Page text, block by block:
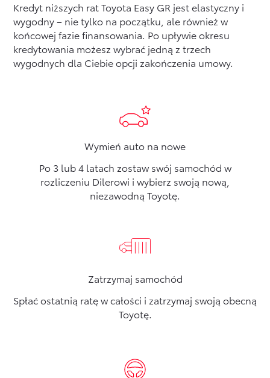
Kredyt niższych rat Toyota Easy GR jest elastyczny i
wygodny – nie tylko na początku, ale również w
końcowej fazie finansowania. Po upływie okresu
kredytowania możesz wybrać jedną z trzech
wygodnych dla Ciebie opcji zakończenia umowy.
Wymień auto na nowe
Po 3 lub 4 latach zostaw swój samochód w
rozliczeniu Dilerowi i wybierz swoją nową,
niezawodną Toyotę.
Zatrzymaj samochód
Spłać ostatnią ratę w całości i zatrzymaj swoją obecną
Toyotę.